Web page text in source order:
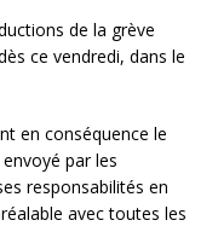
de la grève
ce vendredi, dans le
en conséquence le
par les
responsabilités en
avec toutes les